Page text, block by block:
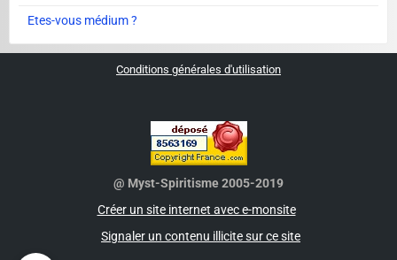
Etes-vous médium ?
Conditions générales d'utilisation
@ Myst-Spiritisme 2005-2019
Créer un site internet avec e-monsite
Signaler un contenu illicite sur ce site